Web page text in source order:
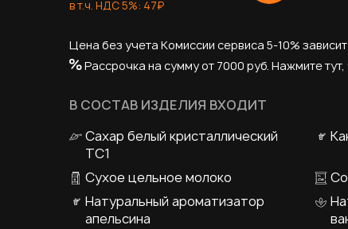
в т.ч. НДС5%: 47₽
Цена без учета Комиссии сервиса 5-10%
Рассрочка на сумму от 7000 руб. Нажмите тут,
В СОСТАВ ИЗДЕЛИЯ ВХОДИТ
Сахар белый кристаллический
ТС1
Сухое цельное молоко
Натуральный ароматизатор
апельсина